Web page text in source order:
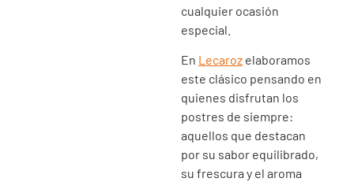
cualquier ocasión
especial.
En Lecarozelaboramos
este clásico pensando en
quienes disfrutan los
postres de siempre:
aquellos que destacan
por su sabor equilibrado,
su frescura y el aroma